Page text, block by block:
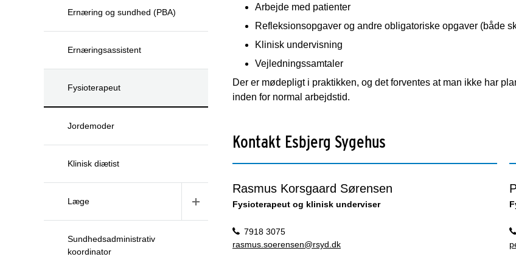
Ernæring og sundhed (PBA)
Ernæringsassistent
Fysioterapeut
Jordemoder
Klinisk diætist
Læge
Sundhedsadministrativ
koordinator
Arbejde med patienter
Refleksionsopgaver og andre obligatoriske opgaver (både
Klinisk undervisning
Vejledningssamtaler
Der er mødepligt i praktikken, og det forventes at man ikke har
inden for normal arbejdstid.
Kontakt Esbjerg Sygehus
Rasmus Korsgaard Sørensen
Fysioterapeut og klinisk underviser
7918 3075
rasmus.soerensen@rsyd.dk